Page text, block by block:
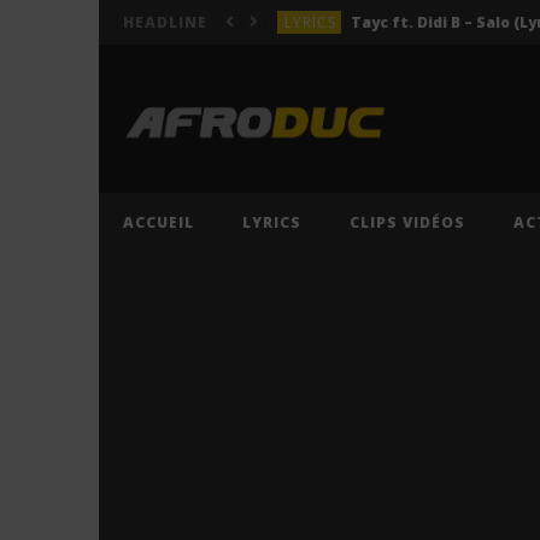
HEADLINE LYRICS Tayc ft. Didi B – Salo
LYRICS
LYRICS Tayc ft. Didi B – Salo
ACCUEIL LYRICS CLIPS VIDÉOS